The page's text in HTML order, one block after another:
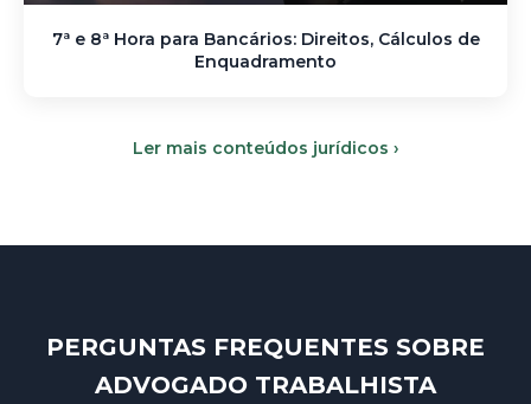
7ª e 8ª Hora para Bancários: Direitos, Cálculos de
Enquadramento
Ler mais conteúdos jurídicos ›
PERGUNTAS FREQUENTES SOBRE
ADVOGADO TRABALHISTA